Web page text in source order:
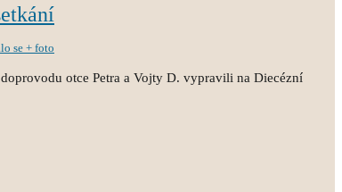
se + foto
otce Petra a Vojty D. vypravili na Diecézní